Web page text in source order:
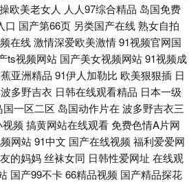
操欧美老女人 人人97综合精品 岛国免费
口 国产第66页 另类国产在线熟女自拍
在线激情深爱欧美激情91视频官网国
ts视频网站 国产美女视频网站91视频成
亚洲精品 91伊人加勒比 欧美狠狠插 日
多野吉衣 日韩在线观看精品 日本一级
国一区二区 岛国动作片在 波多野吉衣三
频 搞黄网站在线观看免费色情A片网
网站91中文 国产在线视频 福利爱爱网
的妈妈丝袜女同 日韩性爱网址 在线观
国产99不卡66精品视频 国产精品探花